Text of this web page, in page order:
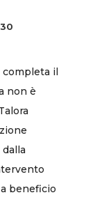
il
non è
beneficio